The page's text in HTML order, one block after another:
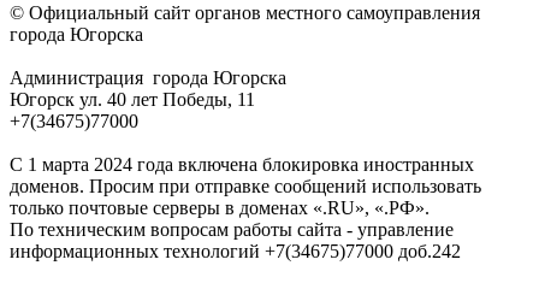
© Официальный сайт органов местного самоуправления
города Югорска
Администрация города Югорска
Югорск ул. 40 лет Победы, 11
+7(34675)77000
С 1 марта 2024 года включена блокировка иностранных
доменов. Просим при отправке сообщений использовать
только почтовые серверы в доменах «.RU», «.РФ».
По техническим вопросам работы сайта - управление
информационных технологий +7(34675)77000 доб.242